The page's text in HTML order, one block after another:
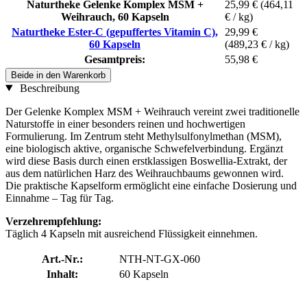
Naturtheke Gelenke Komplex MSM +
Weihrauch, 60 Kapseln
25,99 € (464,11
€ / kg)
Naturtheke Ester-C (gepuffertes Vitamin C),
60 Kapseln
29,99 €
(489,23 € / kg)
Gesamtpreis:
55,98 €
Beide in den Warenkorb
Beschreibung
Der Gelenke Komplex MSM + Weihrauch vereint zwei traditionelle
Naturstoffe in einer besonders reinen und hochwertigen
Formulierung. Im Zentrum steht Methylsulfonylmethan (MSM),
eine biologisch aktive, organische Schwefelverbindung. Ergänzt
wird diese Basis durch einen erstklassigen Boswellia-Extrakt, der
aus dem natürlichen Harz des Weihrauchbaums gewonnen wird.
Die praktische Kapselform ermöglicht eine einfache Dosierung und
Einnahme – Tag für Tag.
Verzehrempfehlung:
Täglich 4 Kapseln mit ausreichend Flüssigkeit einnehmen.
Art.-Nr.:
NTH-NT-GX-060
Inhalt:
60 Kapseln